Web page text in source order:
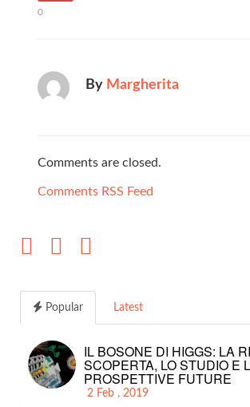
0
By Margherita
Comments are closed.
Comments RSS Feed
Popular Latest
IL BOSONE DI HIGGS: LA
SCOPERTA, LO STUDIO E
PROSPETTIVE FUTURE
2 Feb , 2019